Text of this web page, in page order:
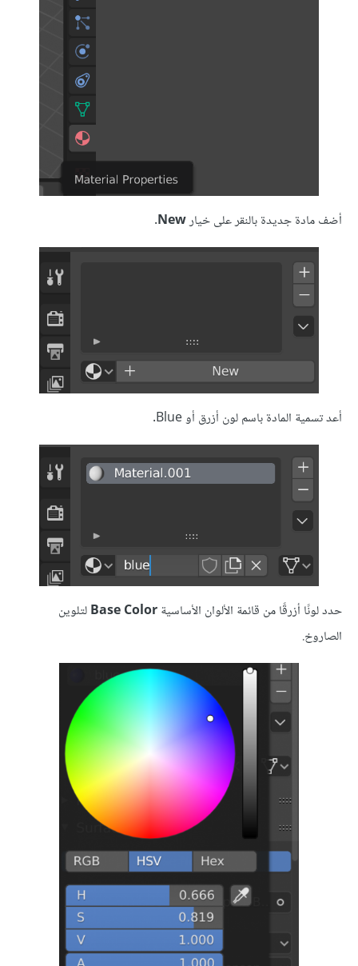
أضف مادة جديدة بالنقر على خيارNew
.
أعد تسمية المادة باسم لون أزرق أو Blue.
حدد لونًا أزرقًا من قائمة الألوان الأساسيةBase Colorلتلوين
الصاروخ.